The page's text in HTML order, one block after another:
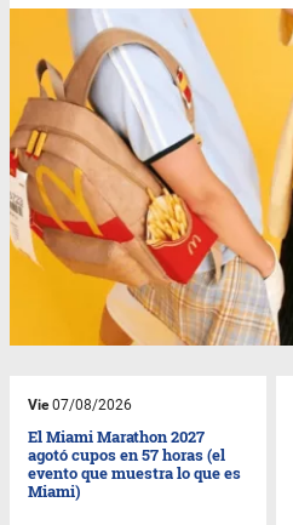
Vie07/08/2026
El Miami Marathon 2027
agotó cupos en 57 horas (el
evento que muestra lo que es
Miami)